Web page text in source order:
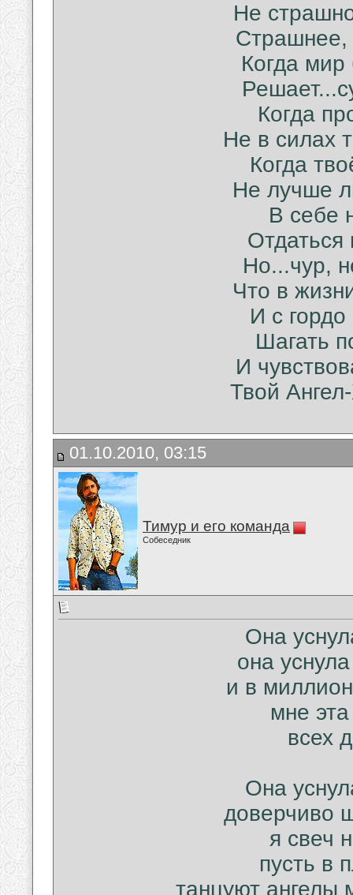
Не
Страшнее,
Когда
Когда
Не в силах
Когда
Не лучше
В себе
Но...чур,
Что в
И с гордо
Шагать
И
Твой
01.10.2010, 03:15
Тимур и его команда
Собеседник
Она
она
и в
мне
всех
Она
доверчиво
я свеч
пусть в
танцуют ангелы